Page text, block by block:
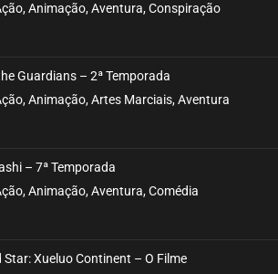
EPISÓDIO 12
EPISÓDIO 11
EPISÓDIO 10
Animação, Aventura, Conspiração
Guardians – 2ª Temporada
Animação, Artes Marciais, Aventura
– 7ª Temporada
Animação, Aventura, Comédia
Star: Xueluo Continent – O Filme